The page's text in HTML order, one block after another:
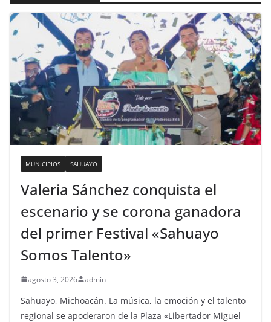
MUNICIPIOS SAHUAYO
Valeria Sánchez conquista el
escenario y se corona ganadora
del primer Festival «Sahuayo
Somos Talento»
agosto 3, 2026 admin
Sahuayo, Michoacán. La música, la emoción y el talento
regional se apoderaron de la Plaza «Libertador Miguel